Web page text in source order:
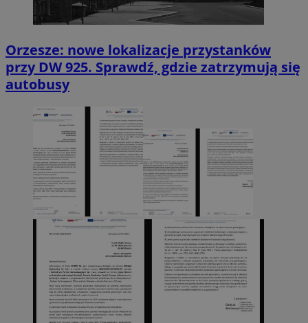
Orzesze: nowe lokalizacje przystanków
przy DW 925. Sprawdź, gdzie zatrzymują się
autobusy